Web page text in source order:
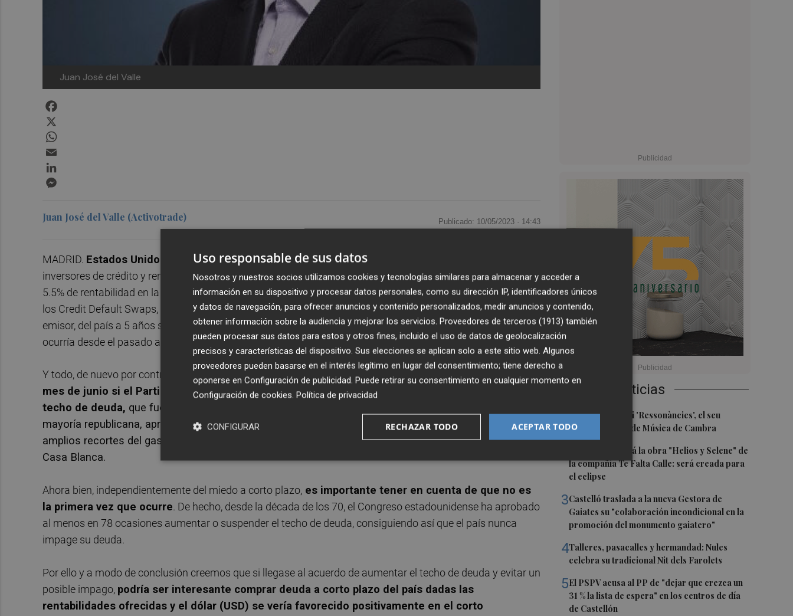
Juan José del Valle
Últimas Noticias
1Culla estrena hui 'Ressonàncies', el seu
primer Festival de Música de Cambra
Castelló acogerá la obra "Helios y Selene" de
la compañía Te Falta Calle: será creada para
el eclipse
3Castelló traslada a la nueva Gestora de
Gaiates su "colaboración incondicional en la
promoción del monumento gaiatero"
4Talleres, pasacalles y hermandad: Nules
celebra su tradicional Nit dels Farolets
5El PSPV acusa al PP de "dejar que crezca un
31 % la lista de espera" en los centros de día
de Castellón
Juan José del Valle (Activotrade) Publicado: 10/05/2023 · 14:43
MADRID. Estados Unidos está jugando con fuego durante los últimos días.
inversores de crédito y renta fija. Sin ir más lejos, las letras a 1 mes de Estados Unidos ofrecen más de un
5.5% de rentabilidad en la actualidad frente al 4% de principios de año y del 0.5% hace justo un año. Además,
los Credit Default Swaps, derivados que permiten medir la probabilidad de impago de un determinado
emisor, del país a 5 años suben durante los últimos días por encima de los 75 puntos básicos, algo que no
ocurría desde el pasado año 2008 y 2011.
Y todo, de nuevo por controversia política
El país se asoma a una suspensión de pagos el próximo
mes de junio si el Partido Demócrata y el Republicano no llegan a un acuerdo para elevar el
techo de deuda, que fue alcanzado el pasado mes de enero. La Cámara de Representantes de
mayoría republicana, aprobó el 26 de abril un proyecto de ley para subir el límite de deuda a cambio de
amplios recortes del gasto público, pero los demócratas no quieren condicionar una cosa a la otra y la
Casa Blanca.
Ahora bien, independientemente del miedo a corto plazo, es importante tener en cuenta de que no es
la primera vez que ocurre. De hecho, desde la década de los 70, el Congreso estadounidense ha aprobado
al menos en 78 ocasiones aumentar o suspender el techo de deuda, consiguiendo así que el país nunca
impage su deuda.
Por ello y a modo de conclusión creemos que si llegase al acuerdo de aumentar el techo de deuda y evitar un
posible impago, podría ser interesante comprar deuda a corto plazo del país dadas las
rentabilidades ofrecidas y el dólar (USD) se vería favorecido positivamente en el corto
Uso responsable de sus datos
Nosotros y nuestros socios utilizamos cookies y tecnologías similares para almacenar y acceder a
información en su dispositivo y procesar datos personales, como su dirección IP, identificadores únicos
y datos de navegación, para ofrecer anuncios y contenido personalizados, medir anuncios y contenido,
obtener información sobre la audiencia y mejorar los servicios. Proveedores de terceros (1913) también
pueden procesar sus datos para estos y otros fines, incluido el uso de datos de geolocalización
precisos y características del dispositivo. Sus elecciones se aplican solo a este sitio web. Algunos
proveedores pueden basarse en el interés legítimo en lugar del consentimiento; tiene derecho a
oponerse en Configuración de publicidad. Puede retirar su consentimiento en cualquier momento en
Configuración de cookies. Política de privacidad
ACEPTAR TODO
RECHAZAR TODO
CONFIGURAR